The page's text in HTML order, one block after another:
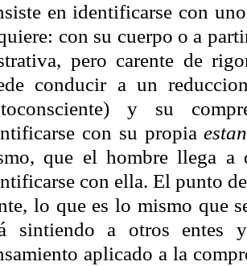
en identificarse con
con su cuerpo o a
pero carente de
conducir a un
y su
con su propia
que el hombre llega a
con ella. El punto
lo que es lo mismo que
sintiendo a otros entes
aplicado a la